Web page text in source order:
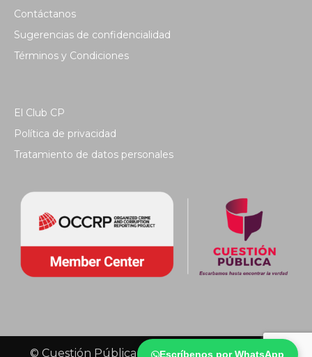
Escríbenos por WhatsApp
Contáctanos
Sugerencias de confidencialidad
Términos y Condiciones
El Club CP
Política de privacidad
Tratamiento de datos personales
© Cuestión Pública 2018 - Todos los derechos